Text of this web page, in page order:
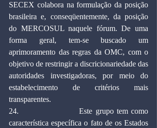
SECEX colabora na formulação da posição
brasileira e, conseqüentemente, da posição
do MERCOSUL naquele fórum. De uma
forma geral, tem-se buscado um
aprimoramento das regras da OMC, com o
objetivo de restringir a discricionariedade das
autoridades investigadoras, por meio do
estabelecimento de critérios mais
transparentes.
24.                    Este grupo tem como
característica específica o fato de os Estados